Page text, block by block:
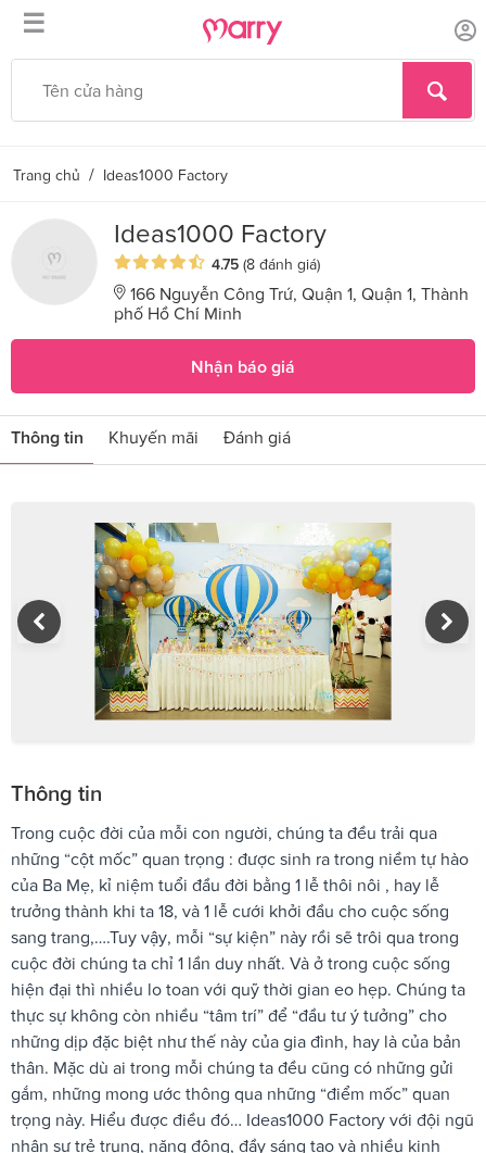
☰
Trang chủ / Ideas1000 Factory
Ideas1000 Factory
4.75 (8 đánh giá)
166 Nguyễn Công Trứ, Quận 1, Quận 1, Thành
phố Hồ Chí Minh
Nhận báo giá
Thông tin Khuyến mãi Đánh giá
Thông tin
Trong cuộc đời của mỗi con người, chúng ta đều trải qua
những “cột mốc” quan trọng : được sinh ra trong niềm tự hào
của Ba Mẹ, kỉ niệm tuổi đầu đời bằng 1 lễ thôi nôi , hay lễ
trưởng thành khi ta 18, và 1 lễ cưới khởi đầu cho cuộc sống
sang trang,….Tuy vậy, mỗi “sự kiện” này rồi sẽ trôi qua trong
cuộc đời chúng ta chỉ 1 lần duy nhất. Và ở trong cuộc sống
hiện đại thì nhiều lo toan với quỹ thời gian eo hẹp. Chúng ta
thực sự không còn nhiều “tâm trí” để “đầu tư ý tưởng” cho
những dịp đặc biệt như thế này của gia đình, hay là của bản
thân. Mặc dù ai trong mỗi chúng ta đều cũng có những gửi
gắm, những mong ước thông qua những “điểm mốc” quan
trọng này. Hiểu được điều đó… Ideas1000 Factory với đội ngũ
nhân sự trẻ trung, năng động, đầy sáng tạo và nhiều kinh